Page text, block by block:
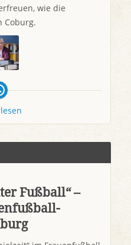
wie die
Coburg.
Fußball“ –